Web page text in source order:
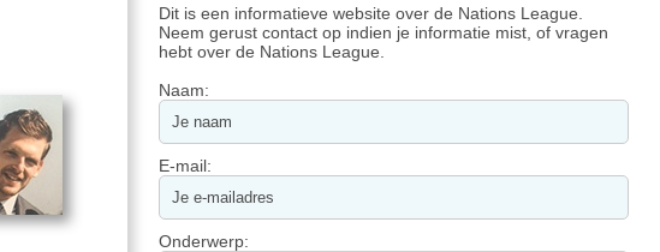
Dit is een informatieve website over de Nations League.
Neem gerust contact op indien je informatie mist, of vragen
hebt over de Nations League.
Naam:
E-mail:
Onderwerp: